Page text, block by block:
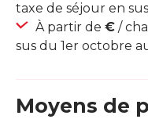
taxe de séjour en sus
À partir de € /
sus du 1er octobre
Moyens de